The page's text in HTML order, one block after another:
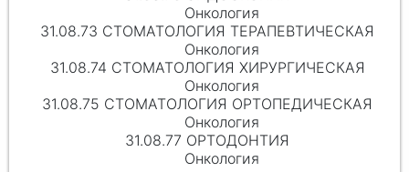
Онкология
31.08.73 СТОМАТОЛОГИЯ ТЕРАПЕВТИЧЕСКАЯ
Онкология
31.08.74 СТОМАТОЛОГИЯ ХИРУРГИЧЕСКАЯ
Онкология
31.08.75 СТОМАТОЛОГИЯ ОРТОПЕДИЧЕСКАЯ
Онкология
31.08.77 ОРТОДОНТИЯ
Онкология